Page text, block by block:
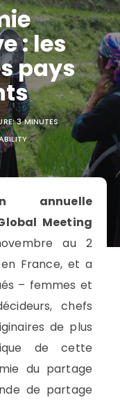
: les
pays
3 MINUTES
annuelle
Meeting
au 2
France, et a
– femmes et
chefs
de plus
de cette
du partage
de partage